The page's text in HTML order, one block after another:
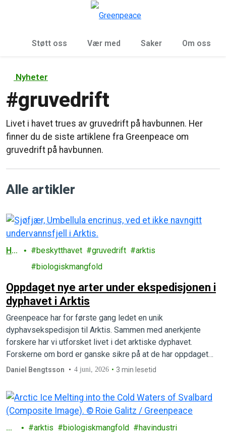
Støtt oss Vær med Saker Om oss
Nyheter
#gruvedrift
Livet i havet trues av gruvedrift på havbunnen. Her
finner du de siste artiklene fra Greenpeace om
gruvedrift på havbunnen.
Alle artikler
Ha
beskytthavet gruvedrift
arktis
biologiskmangfold
Oppdaget nye arter under ekspedisjonen i
dyphavet i Arktis
Greenpeace har for første gang ledet en unik
dyphavsekspedisjon til Arktis. Sammen med anerkjente
forskere har vi utforsket livet i det arktiske dyphavet.
Forskerne om bord er ganske sikre på at de har oppdaget
flere helt nye, hittil ukjente arter.
Daniel Bengtsson 4 juni, 2026 3 min lesetid
Ha
arktis biologiskmangfold
havindustri